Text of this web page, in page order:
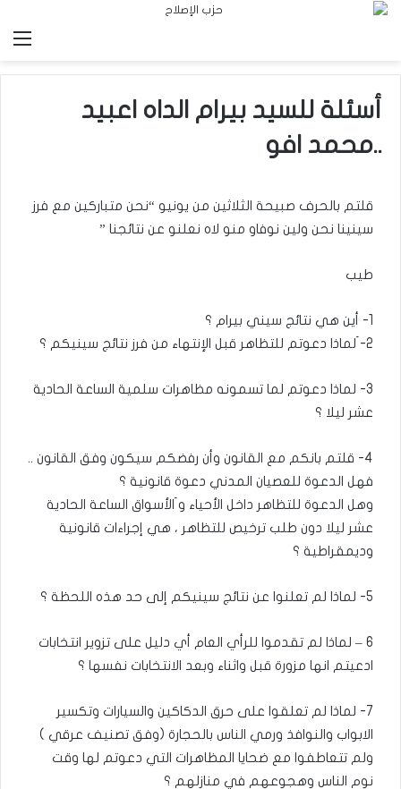
أسئلة للسيد بيرام الداه اعبيد
..محمد افو
قلتم بالحرف صبيحة الثلاثين من يونيو “نحن متباركين مع فرز
سينينا نحن ولين نوفاو منو لاه نعلنو عن نتائجنا ”
طيب
1- أين هي نتائج سيني بيرام ؟
2- َلماذا دعوتم للتظاهر قبل الإنتهاء من فرز نتائج سينيكم ؟
3- لماذا دعوتم لما تسمونه مظاهرات سلمية الساعة الحادية
عشر ليلا ؟
4- قلتم بانكم مع القانون وأن رفضكم سيكون وفق القانون ..
فهل الدعوة للعصيان المدني دعوة قانونية ؟
وهل الدعوة للتظاهر داخل الأحياء و َالأسواق الساعة الحادية
عشر ليلا دون طلب ترخيص للتظاهر ، هي إجراءات قانونية
وديمقراطية ؟
5- لماذا لم تعلنوا عن نتائج سينيكم إلى حد هذه اللحظة ؟
6 – لماذا لم تقدموا للرأي العام أي دليل على تزوير انتخابات
ادعيتم انها مزورة قبل واثناء وبعد الانتخابات نفسها ؟
7- لماذا لم تعلقوا على حرق الدكاكين والسيارات وتكسير
الابواب والنوافذ ورمي الناس بالحجارة (وفق تصنيف عرقي )
ولم تتعاطفوا مع ضحايا المظاهرات التي دعوتم لها وقت
نوم الناس وهجوعهم في منازلهم ؟